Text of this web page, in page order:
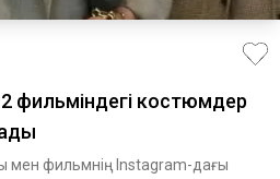
фильміндегі костюмдер
мен фильмнің Instagram-дағы